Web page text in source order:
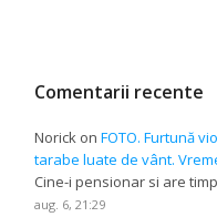
Comentarii recente
Norick onFOTO. Furtună
tarabe luate de vânt.
Cine-i pensionar si are
aug. 6, 21:29